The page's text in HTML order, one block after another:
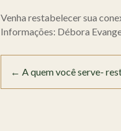
Venha restabelecer sua
Informações: Débora
← A quem você serve-